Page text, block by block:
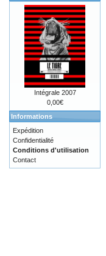
Intégrale 2007
0,00€
Informations
Expédition
Confidentialité
Conditions d'utilisation
Contact